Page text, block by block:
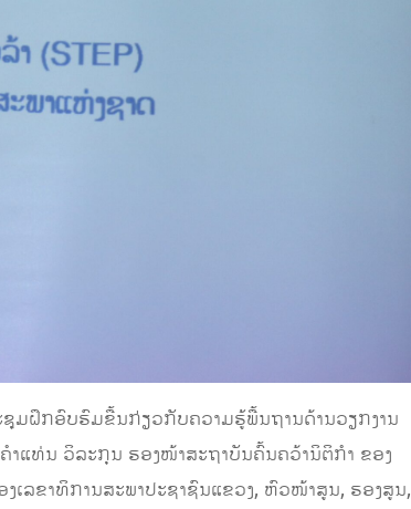
ຊຸມຝຶກອົບຮົມຂື້ນກ່ຽວກັບຄວາມຮູ້ພື້ນຖານດ້ານວຽກງານ
າແທ່ນ ວິລະກຸນ ຮອງໜ້າສະຖາບັນຄົ້ນຄວ້ານິຕິກຳ ຂອງ
ເລຂາທິການສະພາປະຊາຊົນແຂວງ, ຫົວໜ້າສູນ, ຮອງສູນ,